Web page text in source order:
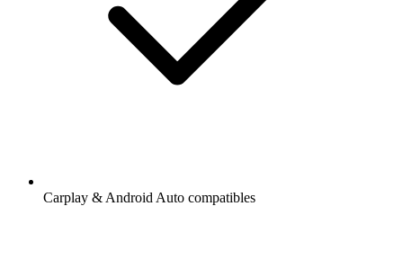
Carplay & Android Auto compatibles